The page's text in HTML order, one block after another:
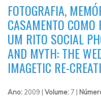
FOTOGRAFIA,
CASAMENTO COMO
UM RITO SOCIAL
AND MYTH: THE
IMAGETIC RE-
Ano: 2009 | Volume: 7 |